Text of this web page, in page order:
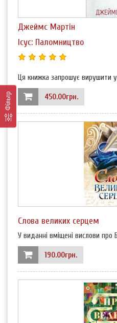
Фільтр
Джеймс Мартін
Ісус: Паломництво
Ця книжка запрошує вирушити
450.00грн.
Слова великих серцем
У виданні вміщені вислови про
190.00грн.